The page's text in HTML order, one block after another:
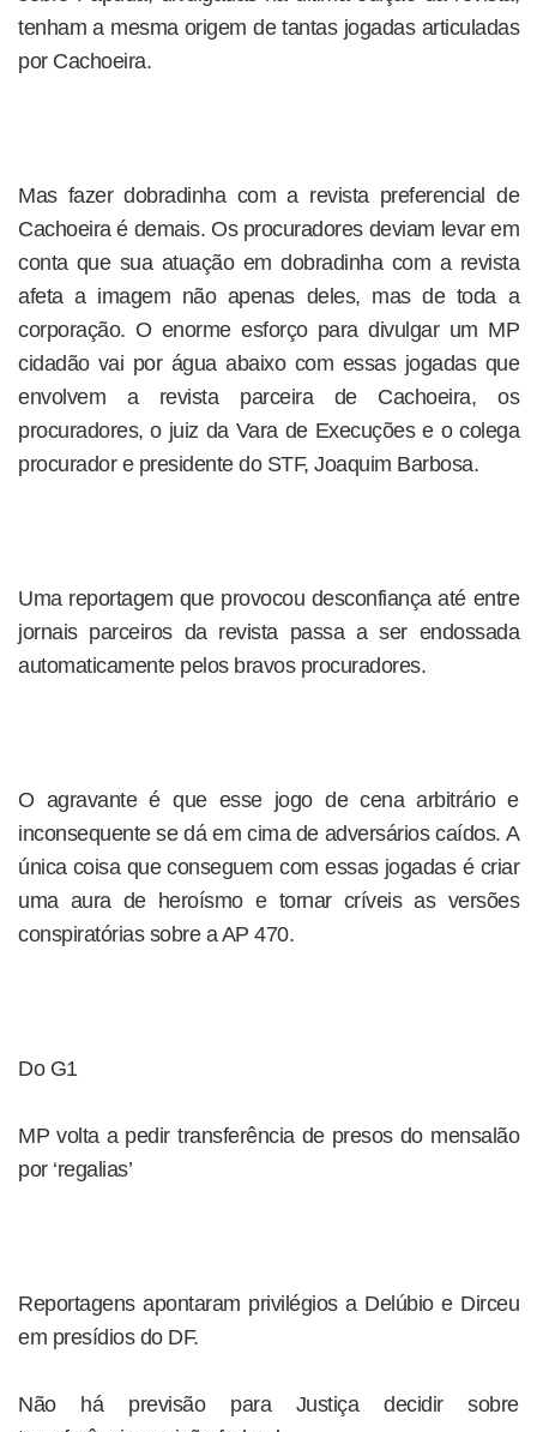
tenham a mesma origem de tantas jogadas articuladas
por Cachoeira.
Mas fazer dobradinha com a revista preferencial de
Cachoeira é demais. Os procuradores deviam levar em
conta que sua atuação em dobradinha com a revista
afeta a imagem não apenas deles, mas de toda a
corporação. O enorme esforço para divulgar um MP
cidadão vai por água abaixo com essas jogadas que
envolvem a revista parceira de Cachoeira, os
procuradores, o juiz da Vara de Execuções e o colega
procurador e presidente do STF, Joaquim Barbosa.
Uma reportagem que provocou desconfiança até entre
jornais parceiros da revista passa a ser endossada
automaticamente pelos bravos procuradores.
O agravante é que esse jogo de cena arbitrário e
inconsequente se dá em cima de adversários caídos. A
única coisa que conseguem com essas jogadas é criar
uma aura de heroísmo e tornar críveis as versões
conspiratórias sobre a AP 470.
Do G1
MP volta a pedir transferência de presos do mensalão
por ‘regalias’
Reportagens apontaram privilégios a Delúbio e Dirceu
em presídios do DF.
Não há previsão para Justiça decidir sobre